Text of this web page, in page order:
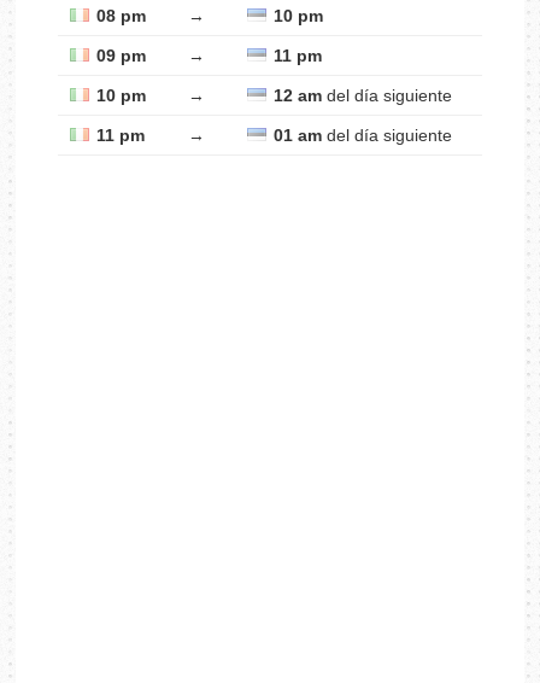
08 pm → 10 pm
09 pm → 11 pm
10 pm → 12 am del día siguiente
11 pm → 01 am del día siguiente